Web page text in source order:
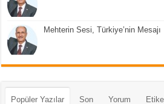
Mehterin Sesi, Türkiye’nin Mesajı
Popüler Yazılar Son Yorum